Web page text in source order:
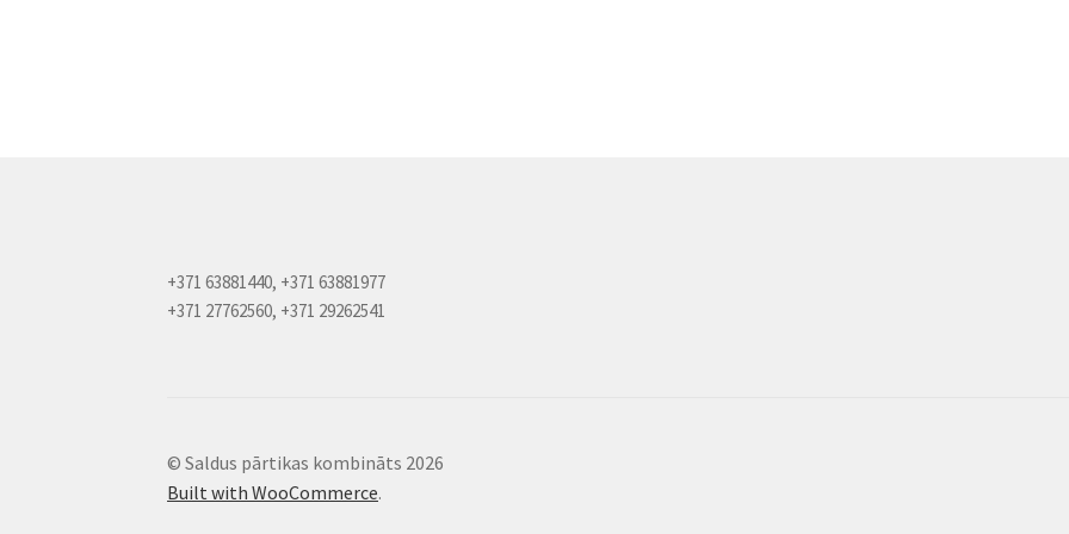
+371 63881440, +371 63881977
+371 27762560, +371 29262541
© Saldus pārtikas kombināts 2026
Built with WooCommerce.